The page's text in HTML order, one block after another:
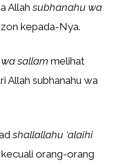
Allahsubhanahu wa
kepada-Nya.
sallam melihat
Allah subhanahu wa
shallallahu ‘alaihi
orang-orang